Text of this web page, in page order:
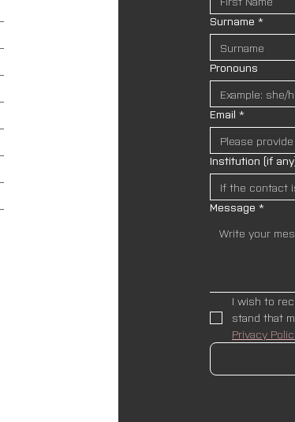
Surname *
Pronouns
Email *
Institution (if
Message *
I wish to
Privacy